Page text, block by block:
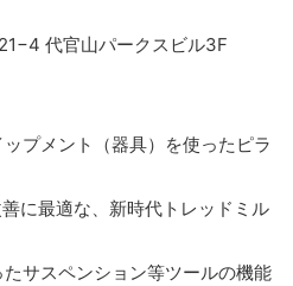
代官山パークスビル3F
プメント（器具）を使ったピラ
に最適な、新時代トレッドミル
サスペンション等ツールの機能